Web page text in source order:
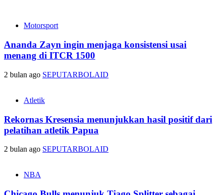
Motorsport
Ananda Zayn ingin menjaga konsistensi usai
menang di ITCR 1500
2 bulan ago SEPUTARBOLAID
Atletik
Rekornas Kresensia menunjukkan hasil positif dari
pelatihan atletik Papua
2 bulan ago SEPUTARBOLAID
NBA